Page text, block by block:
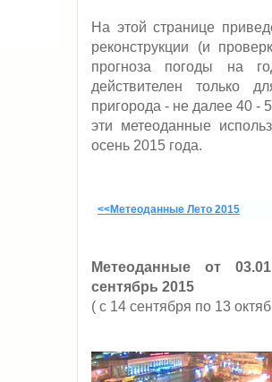
На этой странице
реконструкции (и
прогноза погоды на
действителен только
пригорода - не далее 40 -
эти метеоданные
осень 2015 года.
<<Метеоданные Лето 2015
Метеоданные от
сентябрь 2015
( с 14 сентября по 13